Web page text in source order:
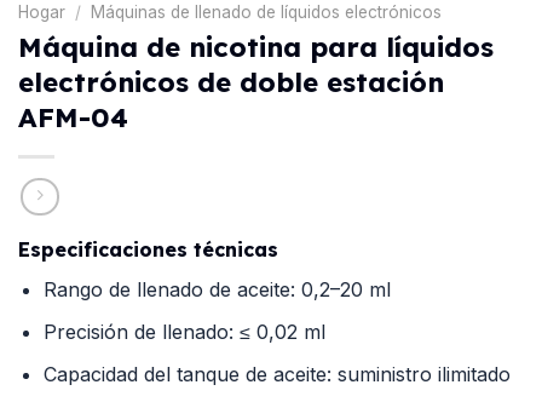
Hogar / Máquinas de llenado de líquidos electrónicos
Máquina de nicotina para líquidos
electrónicos de doble estación
AFM-04
Especificaciones técnicas
Rango de llenado de aceite: 0,2–20 ml
Precisión de llenado: ≤ 0,02 ml
Capacidad del tanque de aceite: suministro ilimitado